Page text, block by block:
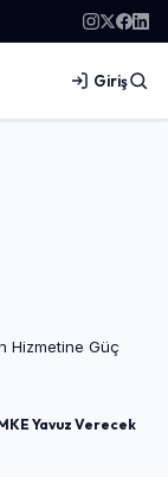
Giriş
Hizmetine Güç
Yavuz Verecek